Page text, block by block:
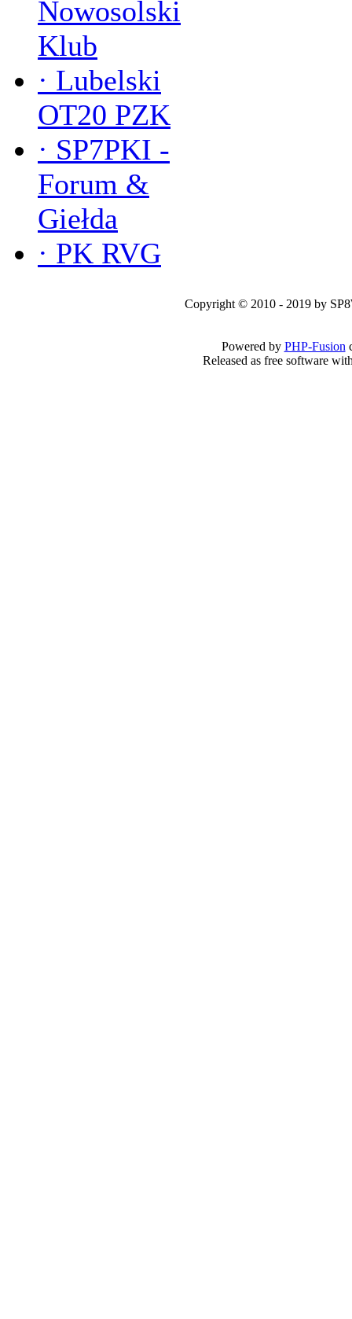
Nowosolski
Klub
· Lubelski
OT20 PZK
· SP7PKI -
Forum &
Giełda
· PK RVG
Copyright © 2010 - 2019 by
Powered by PHP-Fusion
Released as free software